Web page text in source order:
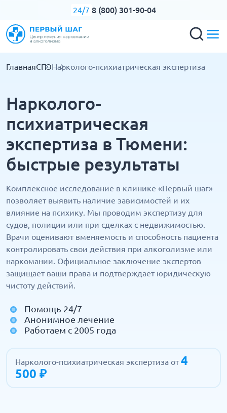
24/7 8 (800) 301-90-04
ГлавнаяСПЭНарколого-психиатрическая экспертиза
Нарколого-
психиатрическая
экспертиза в Тюмени:
быстрые результаты
Комплексное исследование в клинике «Первый шаг»
позволяет выявить наличие зависимостей и их
влияние на психику. Мы проводим экспертизу для
судов, полиции или при сделках с недвижимостью.
Врачи оценивают вменяемость и способность пациента
контролировать свои действия при алкоголизме или
наркомании. Официальное заключение экспертов
защищает ваши права и подтверждает юридическую
чистоту действий.
Помощь 24/7
Анонимное лечение
Работаем с 2005 года
Нарколого-психиатрическая экспертиза от4
500 ₽